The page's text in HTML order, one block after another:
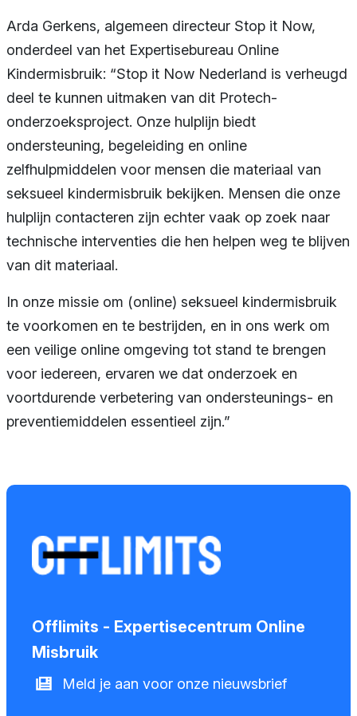
Arda Gerkens, algemeen directeur Stop it Now,
onderdeel van het Expertisebureau Online
Kindermisbruik: “Stop it Now Nederland is verheugd
deel te kunnen uitmaken van dit Protech-
onderzoeksproject. Onze hulplijn biedt
ondersteuning, begeleiding en online
zelfhulpmiddelen voor mensen die materiaal van
seksueel kindermisbruik bekijken. Mensen die onze
hulplijn contacteren zijn echter vaak op zoek naar
technische interventies die hen helpen weg te blijven
van dit materiaal.
In onze missie om (online) seksueel kindermisbruik
te voorkomen en te bestrijden, en in ons werk om
een veilige online omgeving tot stand te brengen
voor iedereen, ervaren we dat onderzoek en
voortdurende verbetering van ondersteunings- en
preventiemiddelen essentieel zijn.”
Offlimits - Expertisecentrum Online
Misbruik
Meld je aan voor onze nieuwsbrief